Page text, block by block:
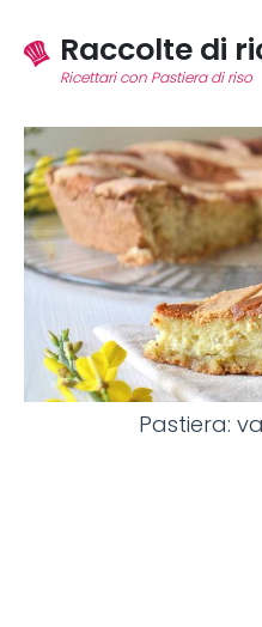
Raccolte di
Ricettari con Pastiera di riso
Pastiera: